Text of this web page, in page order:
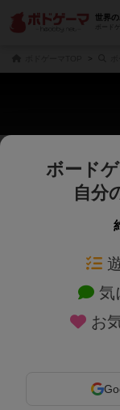
世界
ボード
じ
商品名、商品説
対象年齢を指定
ボード
自分
気
お